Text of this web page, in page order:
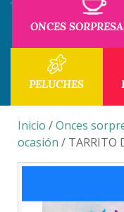
ONCES
PELUCHES
Inicio /Onces
ocasión / TARRITO